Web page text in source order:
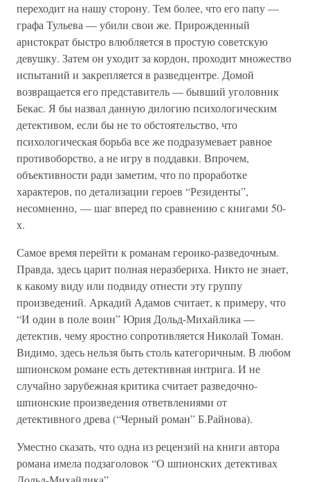
переходит на нашу сторону. Тем более, что его папу —
графа Тульева — убили свои же. Прирожденный
аристократ быстро влюбляется в простую советскую
девушку. Затем он уходит за кордон, проходит множество
испытаний и закрепляется в разведцентре. Домой
возвращается его представитель — бывший уголовник
Бекас. Я бы назвал данную дилогию психологическим
детективом, если бы не то обстоятельство, что
психологическая борьба все же подразумевает равное
противоборство, а не игру в поддавки. Впрочем,
объективности ради заметим, что по проработке
характеров, по детализации героев “Резиденты”,
несомненно, — шаг вперед по сравнению с книгами 50-
х.
Самое время перейти к романам героико-разведочным.
Правда, здесь царит полная неразбериха. Никто не знает,
к какому виду или подвиду отнести эту группу
произведений. Аркадий Адамов считает, к примеру, что
“И один в поле воин” Юрия Дольд-Михайлика —
детектив, чему яростно сопротивляется Николай Томан.
Видимо, здесь нельзя быть столь категоричным. В любом
шпионском романе есть детективная интрига. И не
случайно зарубежная критика считает разведочно-
шпионские произведения ответвлениями от
детективного древа (“Черный роман” Б.Райнова).
Уместно сказать, что одна из рецензий на книги автора
романа имела подзаголовок “О шпионских детективах